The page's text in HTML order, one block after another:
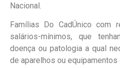
Nacional.
Famílias Do CadÚnico com
salários-mínimos, que
doença ou patologia a qual
de aparelhos ou